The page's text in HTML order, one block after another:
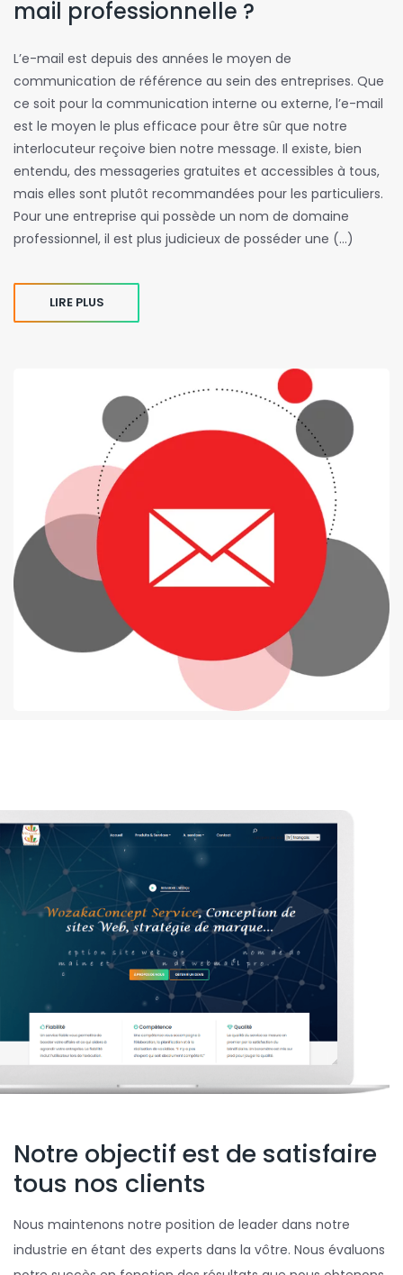
mail professionnelle ?
L’e-mail est depuis des années le moyen de
communication de référence au sein des entreprises. Que
ce soit pour la communication interne ou externe, l’e-mail
est le moyen le plus efficace pour être sûr que notre
interlocuteur reçoive bien notre message. Il existe, bien
entendu, des messageries gratuites et accessibles à tous,
mais elles sont plutôt recommandées pour les particuliers.
Pour une entreprise qui possède un nom de domaine
professionnel, il est plus judicieux de posséder une (…)
LIRE PLUS
Notre objectif est de satisfaire
tous nos clients
Nous maintenons notre position de leader dans notre
industrie en étant des experts dans la vôtre. Nous évaluons